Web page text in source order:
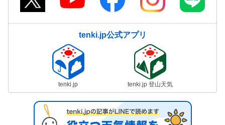
tenki.jp公式アプリ
tenki.jp tenki.jp 登山天気